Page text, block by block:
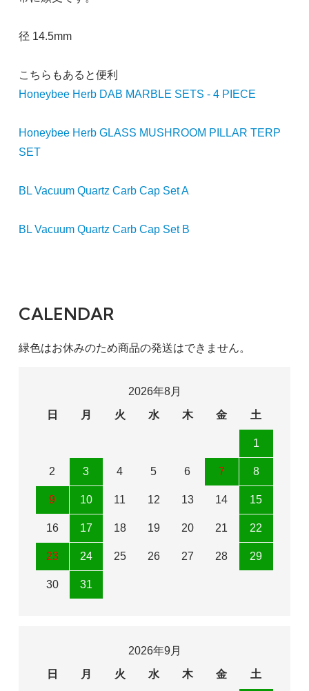
径 14.5mm
こちらもあると便利
Honeybee Herb DAB MARBLE SETS - 4 PIECE
Honeybee Herb GLASS MUSHROOM PILLAR TERP
SET
BL Vacuum Quartz Carb Cap Set A
BL Vacuum Quartz Carb Cap Set B
CALENDAR
緑色はお休みのため商品の発送はできません。
2026年8月
日
月 火 水 木 金 土
1
2 3 4 5 6 7 8
9 10 11 12 13 14 15
16 17 18 19 20 21 22
23 24 25 26 27 28 29
30 31
2026年9月
日
月 火 水 木 金 土